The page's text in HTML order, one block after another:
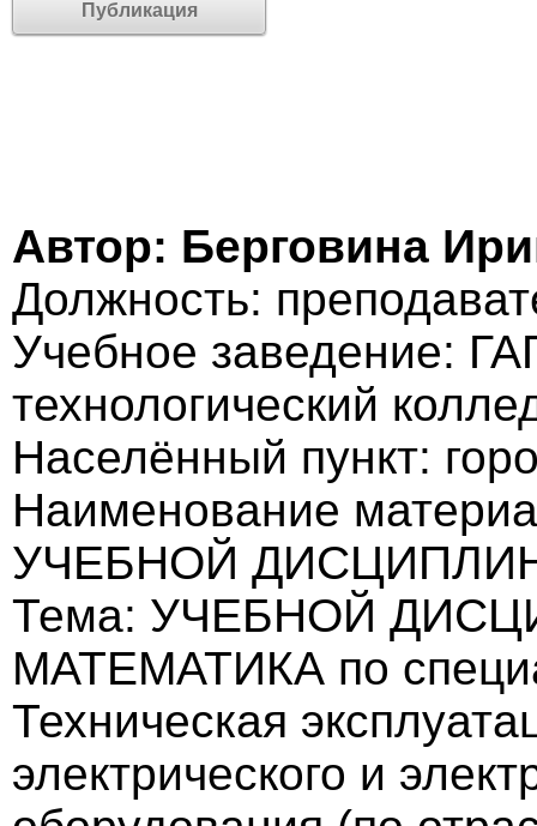
Публикация
Автор: Берговина
Должность:
Учебное заведение:
технологический
Населённый пункт:
Наименование
УЧЕБНОЙ
Тема: УЧЕБНОЙ
МАТЕМАТИКА по
Техническая
электрического и